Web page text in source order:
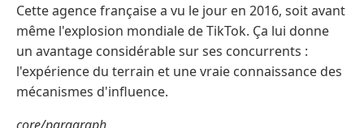
Cette agence française a vu le jour en 2016, soit avant
même l'explosion mondiale de TikTok. Ça lui donne
un avantage considérable sur ses concurrents :
l'expérience du terrain et une vraie connaissance des
mécanismes d'influence.